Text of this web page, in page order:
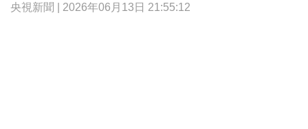
央視新聞 | 2026年06月13日 21:55:12